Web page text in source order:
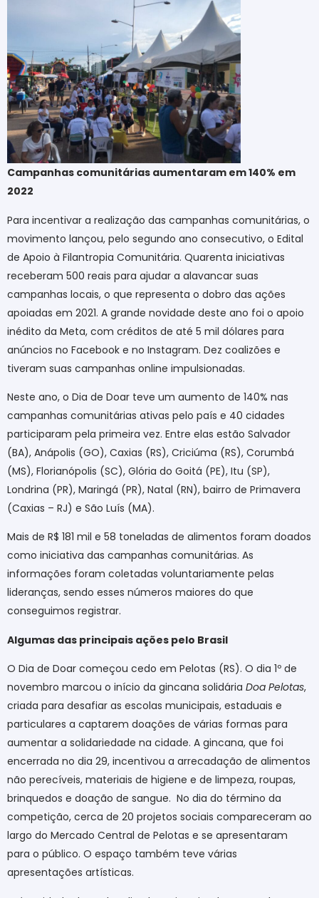
Campanhas comunitárias aumentaram em 140% em
2022
Para incentivar a realização das campanhas comunitárias, o
movimento lançou, pelo segundo ano consecutivo, o Edital
de Apoio à Filantropia Comunitária. Quarenta iniciativas
receberam 500 reais para ajudar a alavancar suas
campanhas locais, o que representa o dobro das ações
apoiadas em 2021. A grande novidade deste ano foi o apoio
inédito da Meta, com créditos de até 5 mil dólares para
anúncios no Facebook e no Instagram. Dez coalizões e
tiveram suas campanhas online impulsionadas.
Neste ano, o Dia de Doar teve um aumento de 140% nas
campanhas comunitárias ativas pelo país e 40 cidades
participaram pela primeira vez. Entre elas estão Salvador
(BA), Anápolis (GO), Caxias (RS), Criciúma (RS), Corumbá
(MS), Florianópolis (SC), Glória do Goitá (PE), Itu (SP),
Londrina (PR), Maringá (PR), Natal (RN), bairro de Primavera
(Caxias – RJ) e São Luís (MA).
Mais de R$ 181 mil e 58 toneladas de alimentos foram doados
como iniciativa das campanhas comunitárias. As
informações foram coletadas voluntariamente pelas
lideranças, sendo esses números maiores do que
conseguimos registrar.
Algumas das principais ações pelo Brasil
O Dia de Doar começou cedo em Pelotas (RS). O dia 1º de
novembro marcou o início da gincana solidária Doa Pelotas,
criada para desafiar as escolas municipais, estaduais e
particulares a captarem doações de várias formas para
aumentar a solidariedade na cidade. A gincana, que foi
encerrada no dia 29, incentivou a arrecadação de alimentos
não perecíveis, materiais de higiene e de limpeza, roupas,
brinquedos e doação de sangue. No dia do término da
competição, cerca de 20 projetos sociais compareceram ao
largo do Mercado Central de Pelotas e se apresentaram
para o público. O espaço também teve várias
apresentações artísticas.